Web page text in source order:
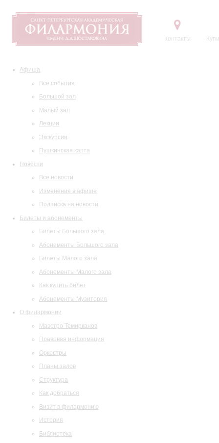
Контакты
Афиша
Все события
Большой зал
Малый зал
Лекции
Экскурсии
Пушкинская карта
Новости
Все новости
Изменения в афише
Подписка на новости
Билеты и абонементы
Билеты Большого зала
Абонементы Большого зала
Билеты Малого зала
Абонементы Малого зала
Как купить билет
Абонементы Музитория
О филармонии
Маэстро Темирканов
Правовая информация
Оркестры
Планы залов
Структура
Как добраться
Визит в филармонию
История
Библиотека